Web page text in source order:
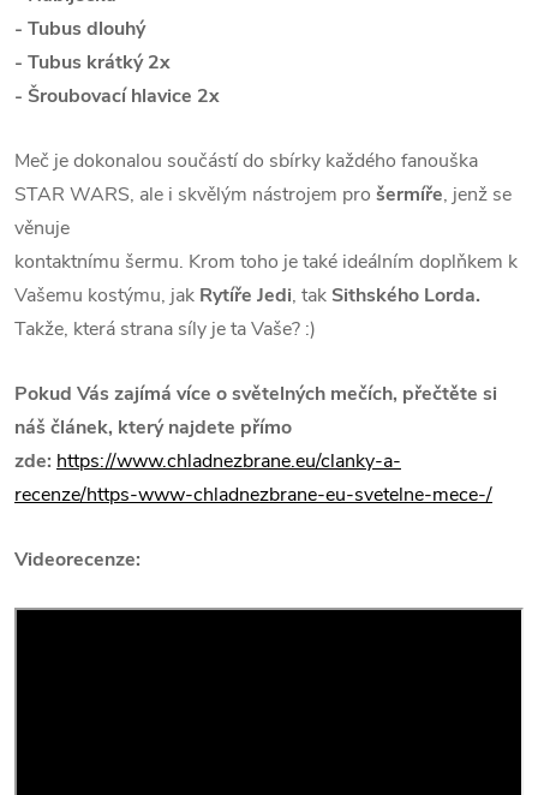
- Tubus dlouhý
- Tubus krátký 2x
- Šroubovací hlavice 2x
Meč je dokonalou součástí do sbírky každého fanouška
STAR WARS, ale i skvělým nástrojem pro šermíře, jenž se
věnuje
kontaktnímu šermu. Krom toho je také ideálním doplňkem k
Vašemu kostýmu, jak Rytíře Jedi, tak Sithského Lorda.
Takže, která strana síly je ta Vaše? :)
Pokud Vás zajímá více o světelných mečích, přečtěte si
náš článek, který najdete přímo
zde: https://www.chladnezbrane.eu/clanky-a-
recenze/https-www-chladnezbrane-eu-svetelne-mece-/
Videorecenze: